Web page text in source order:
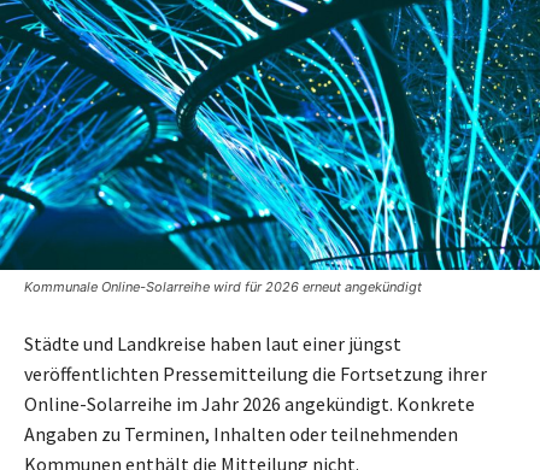
Kommunale Online-Solarreihe wird für 2026 erneut angekündigt
Städte und Landkreise haben laut einer jüngst
veröffentlichten Pressemitteilung die Fortsetzung ihrer
Online-Solarreihe im Jahr 2026 angekündigt. Konkrete
Angaben zu Terminen, Inhalten oder teilnehmenden
Kommunen enthält die Mitteilung nicht.